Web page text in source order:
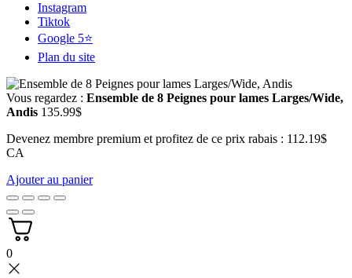
Instagram
Tiktok
Google 5⭐
Plan du site
Vous regardez : Ensemble de 8 Peignes pour lames Larges/Wide,
Andis 135.99$
Devenez membre premium et profitez de ce prix rabais : 112.19$
CA
Ajouter au panier
0